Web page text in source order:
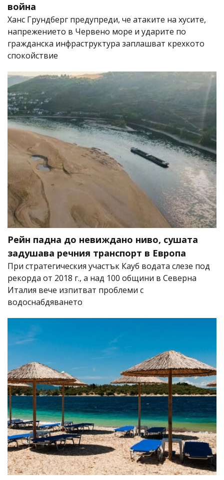
война
Ханс Грундберг предупреди, че атаките на хусите,
напрежението в Червено море и ударите по
гражданска инфраструктура заплашват крехкото
спокойствие
Рейн падна до невиждано ниво, сушата
задушава речния транспорт в Европа
При стратегическия участък Кауб водата слезе под
рекорда от 2018 г., а над 100 общини в Северна
Италия вече изпитват проблеми с
водоснабдяването